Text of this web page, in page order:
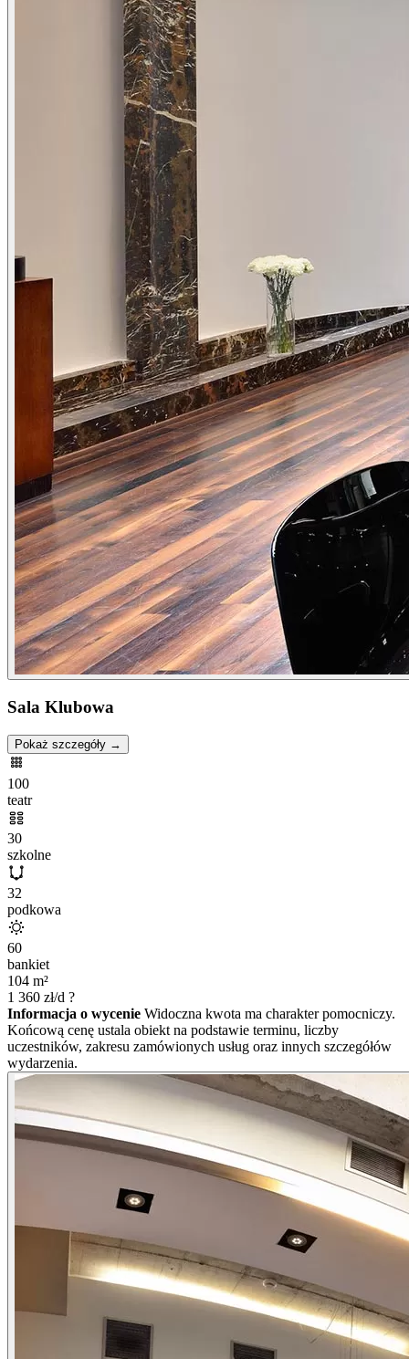
Sala Klubowa
Pokaż szczegóły →
100
teatr
30
szkolne
32
podkowa
60
bankiet
104 m²
1 360 zł/d ?
Informacja o wycenie Widoczna kwota ma charakter pomocniczy.
Końcową cenę ustala obiekt na podstawie terminu, liczby
uczestników, zakresu zamówionych usług oraz innych szczegółów
wydarzenia.